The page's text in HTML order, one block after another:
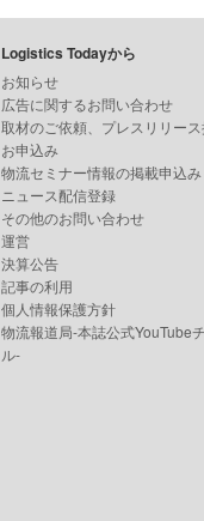
Logistics Todayから
お知らせ
広告に関するお問い合わせ
取材のご依頼、プレスリリー
お申込み
物流セミナー情報の掲載申込み
ニュース配信登録
その他のお問い合わせ
運営
決算公告
記事の利用
個人情報保護方針
物流報道局-本誌公式YouTube
ル-